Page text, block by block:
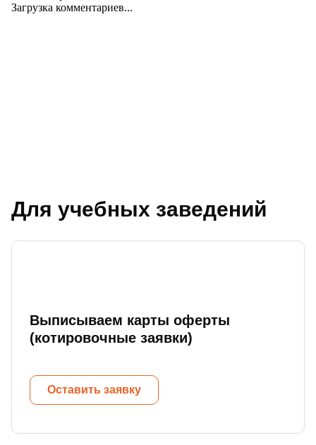
Загрузка комментариев...
Для учебных заведений
Выписываем карты оферты
(котировочные заявки)
Оставить заявку